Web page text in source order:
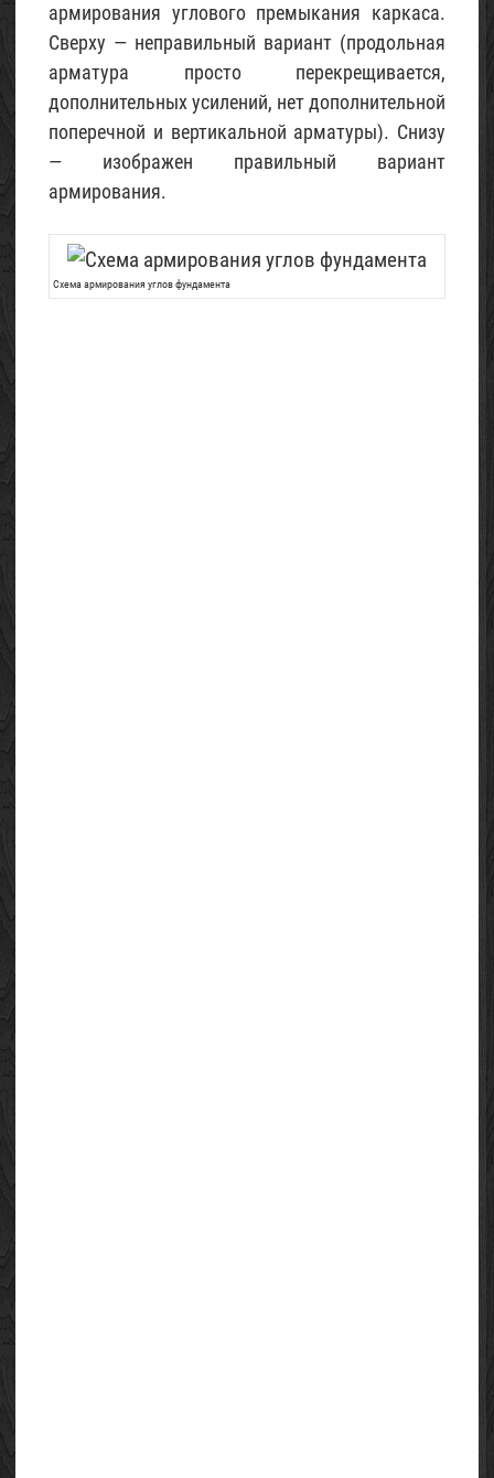
армирования углового премыкания каркаса.
Сверху — неправильный вариант (продольная
арматура просто перекрещивается,
дополнительных усилений, нет дополнительной
поперечной и вертикальной арматуры). Снизу
— изображен правильный вариант
армирования.
Схема армирования углов фундамента